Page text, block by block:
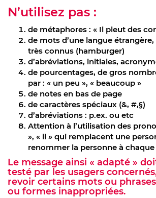
N’utilisez pas :
de métaphores : « Il pleut des
de mots d’une langue étrangère,
très connus (hamburger)
d’abréviations, initiales,
de pourcentages, de gros
par : « un peu », « beaucoup »
de notes en bas de page
de caractères spéciaux (&, #,§)
d’abréviations : p.ex. ou etc
Attention à l’utilisation des
», « il » qui remplacent une
renommer la personne à
Le message ainsi « adapté »
testé par les usagers
revoir certains mots ou
ou formes inappropriées.